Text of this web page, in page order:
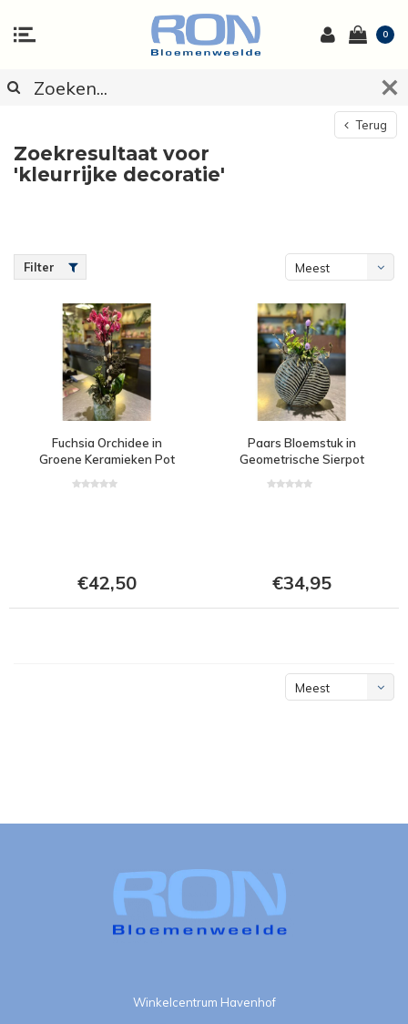
0
Terug
Zoekresultaat voor
'kleurrijke decoratie'
Filter
Meest
Fuchsia Orchidee in
Groene Keramieken Pot
€42,50
Paars Bloemstuk in
Geometrische Sierpot
€34,95
Meest
Winkelcentrum Havenhof